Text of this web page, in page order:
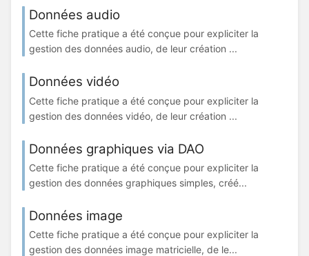
Données audio
Cette fiche pratique a été conçue pour expliciter la
gestion des données audio, de leur création ...
Données vidéo
Cette fiche pratique a été conçue pour expliciter la
gestion des données vidéo, de leur création ...
Données graphiques via DAO
Cette fiche pratique a été conçue pour expliciter la
gestion des données graphiques simples, créé...
Données image
Cette fiche pratique a été conçue pour expliciter la
gestion des données image matricielle, de le...